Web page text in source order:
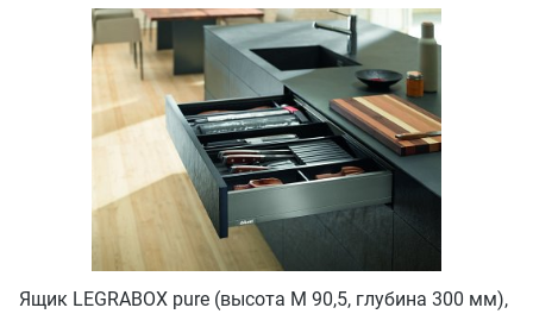
Ящик LEGRABOX pure (высота M 90,5, глубина 300 мм),